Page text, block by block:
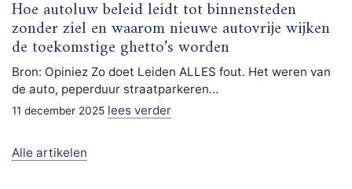
Hoe autoluw beleid leidt tot binnensteden
zonder ziel en waarom nieuwe autovrije wijken
de toekomstige ghetto’s worden
Bron: Opiniez Zo doet Leiden ALLES fout. Het weren van
de auto, peperduur straatparkeren…
11 december 2025 lees verder
Alle artikelen